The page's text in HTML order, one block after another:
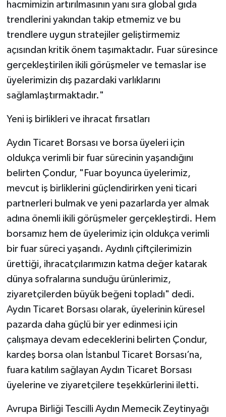
hacmimizin artırılmasının yanı sıra global gıda
trendlerini yakından takip etmemiz ve bu
trendlere uygun stratejiler geliştirmemiz
açısından kritik önem taşımaktadır. Fuar süresince
gerçekleştirilen ikili görüşmeler ve temaslar ise
üyelerimizin dış pazardaki varlıklarını
sağlamlaştırmaktadır."
Yeni iş birlikleri ve ihracat fırsatları
Aydın Ticaret Borsası ve borsa üyeleri için
oldukça verimli bir fuar sürecinin yaşandığını
belirten Çondur, "Fuar boyunca üyelerimiz,
mevcut iş birliklerini güçlendirirken yeni ticari
partnerleri bulmak ve yeni pazarlarda yer almak
adına önemli ikili görüşmeler gerçekleştirdi. Hem
borsamız hem de üyelerimiz için oldukça verimli
bir fuar süreci yaşandı. Aydınlı çiftçilerimizin
ürettiği, ihracatçılarımızın katma değer katarak
dünya sofralarına sunduğu ürünlerimiz,
ziyaretçilerden büyük beğeni topladı" dedi.
Aydın Ticaret Borsası olarak, üyelerinin küresel
pazarda daha güçlü bir yer edinmesi için
çalışmaya devam edeceklerini belirten Çondur,
kardeş borsa olan İstanbul Ticaret Borsası’na,
fuara katılım sağlayan Aydın Ticaret Borsası
üyelerine ve ziyaretçilere teşekkürlerini iletti.
Avrupa Birliği Tescilli Aydın Memecik Zeytinyağı